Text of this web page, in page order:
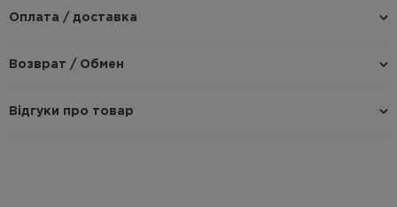
Оплата / доставка
Возврат / Обмен
Відгуки про товар